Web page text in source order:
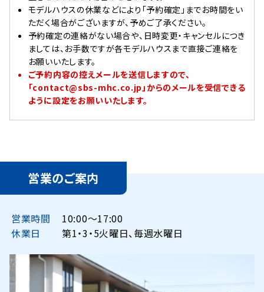
モデルハウスの休業などにより「予約確定」までお時間をい
ただく場合がございますが、予めご了承ください。
予約確定の連絡がない場合や、日時変更・キャンセルにつき
ましては、お手数ですが各モデルハウスまで直接ご連絡を
お願いいたします。
ご予約内容の控えメールを送信しますので、
「contact@sbs-mhc.co.jp」からのメールを受信できる
ように設定をお願いいたします。
営業のご案内
営業時間
10:00〜17:00
休業日
第1・3・5火曜日、毎週水曜日